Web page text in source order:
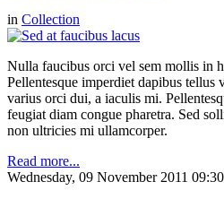
in Collection
Nulla faucibus orci vel sem mollis in
Pellentesque imperdiet dapibus tellus
varius orci dui, a iaculis mi.
feugiat diam congue pharetra. Sed
non ultricies mi ullamcorper.
Read more...
Wednesday, 09 November 2011 09:30